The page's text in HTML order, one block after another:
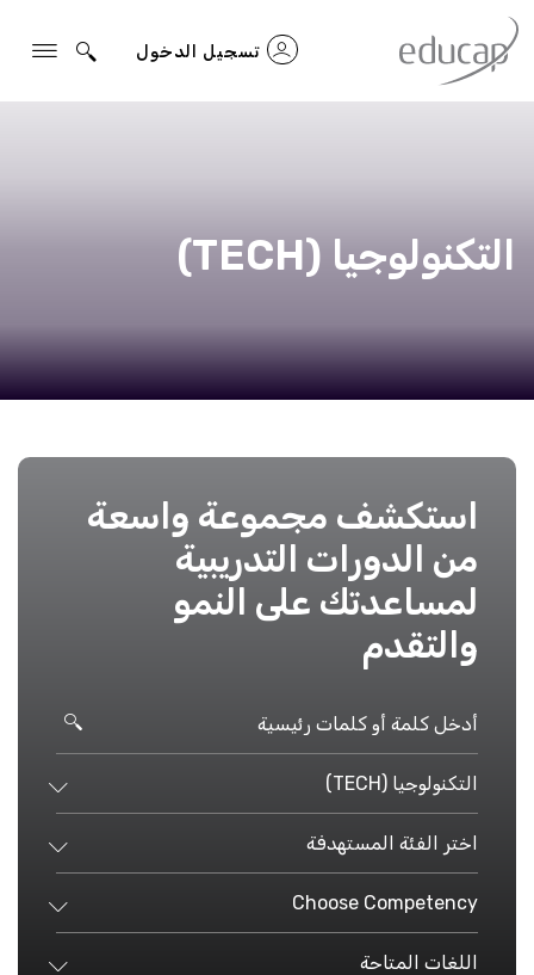
تسجيل الدخول
التكنولوجيا (TECH)
استكشف مجموعة واسعة
من الدورات التدريبية
لمساعدتك على النمو
والتقدم
التكنولوجيا (TECH)
اختر الفئة المستهدفة
Choose Competency
اللغات المتاحة
تصفيتها